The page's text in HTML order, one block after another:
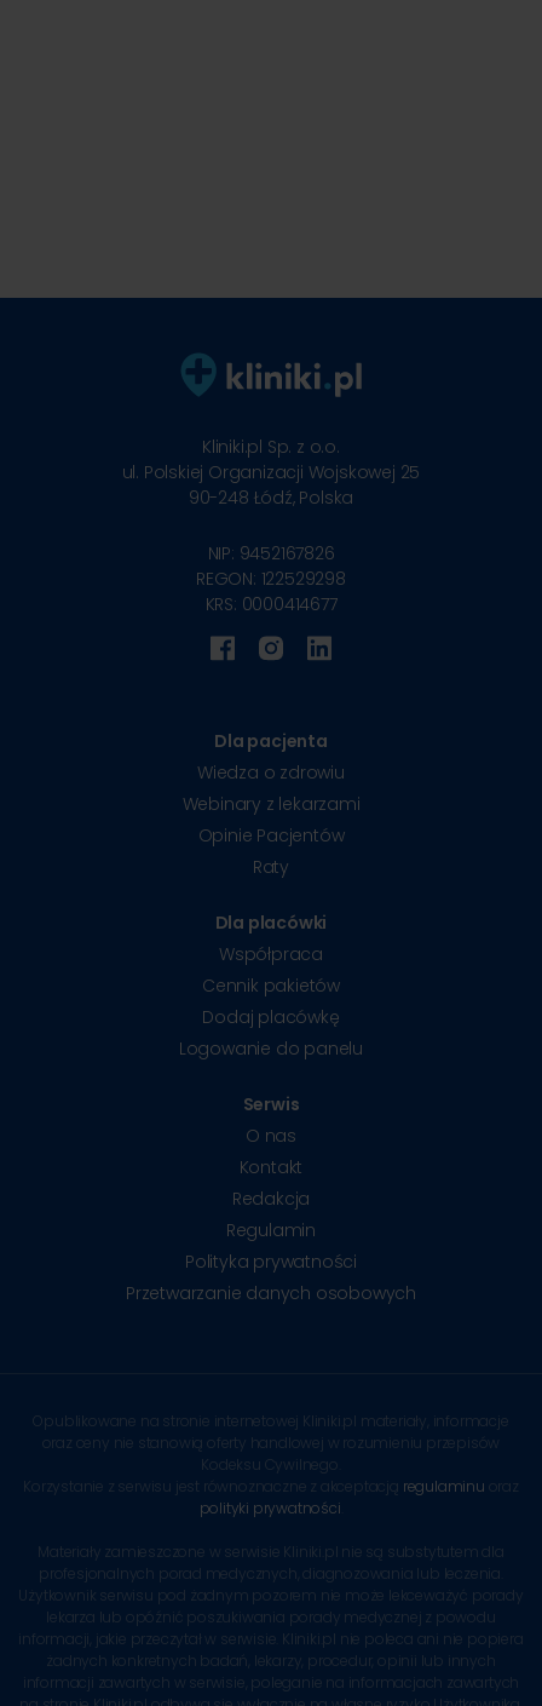
Kliniki.pl Sp. z o.o.
ul. Polskiej Organizacji Wojskowej 25
90-248 Łódź, Polska
NIP: 9452167826
REGON: 122529298
KRS: 0000414677
Dla pacjenta
Wiedza o zdrowiu
Webinary z lekarzami
Opinie Pacjentów
Raty
Dla placówki
Współpraca
Cennik pakietów
Dodaj placówkę
Logowanie do panelu
Serwis
O nas
Kontakt
Redakcja
Regulamin
Polityka prywatności
Przetwarzanie danych osobowych
Opublikowane na stronie internetowej Kliniki.pl materiały, informacje
oraz ceny nie stanowią oferty handlowej w rozumieniu przepisów
Kodeksu Cywilnego.
Korzystanie z serwisu jest równoznaczne z akceptacją regulaminu oraz
polityki prywatności
Materiały zamieszczone w serwisie Kliniki.pl nie są substytutem dla
profesjonalnych porad medycznych, diagnozowania lub leczenia.
Użytkownik serwisu pod żadnym pozorem nie może lekceważyć porady
lekarza lub opóźnić poszukiwania porady medycznej z powodu
informacji, jakie przeczytał w serwisie. Kliniki.pl nie poleca ani nie popiera
żadnych konkretnych badań, lekarzy, procedur, opinii lub innych
informacji zawartych w serwisie, poleganie na informacjach zawartych